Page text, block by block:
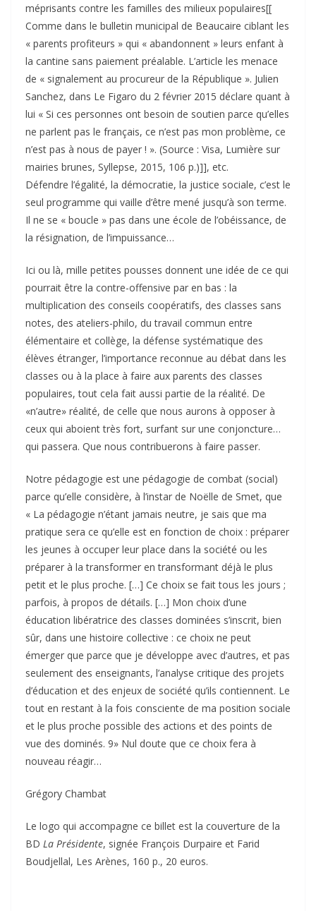
méprisants contre les familles des milieux populaires[[
Comme dans le bulletin municipal de Beaucaire ciblant les
« parents profiteurs » qui « abandonnent » leurs enfant à
la cantine sans paiement préalable. L’article les menace
de « signalement au procureur de la République ». Julien
Sanchez, dans Le Figaro du 2 février 2015 déclare quant à
lui « Si ces personnes ont besoin de soutien parce qu’elles
ne parlent pas le français, ce n’est pas mon problème, ce
n’est pas à nous de payer ! ». (Source : Visa, Lumière sur
mairies brunes, Syllepse, 2015, 106 p.)]], etc.
Défendre l’égalité, la démocratie, la justice sociale, c’est le
seul programme qui vaille d’être mené jusqu’à son terme.
Il ne se « boucle » pas dans une école de l’obéissance, de
la résignation, de l’impuissance…
Ici ou là, mille petites pousses donnent une idée de ce qui
pourrait être la contre-offensive par en bas : la
multiplication des conseils coopératifs, des classes sans
notes, des ateliers-philo, du travail commun entre
élémentaire et collège, la défense systématique des
élèves étranger, l’importance reconnue au débat dans les
classes ou à la place à faire aux parents des classes
populaires, tout cela fait aussi partie de la réalité. De
«n’autre» réalité, de celle que nous aurons à opposer à
ceux qui aboient très fort, surfant sur une conjoncture…
qui passera. Que nous contribuerons à faire passer.
Notre pédagogie est une pédagogie de combat (social)
parce qu’elle considère, à l’instar de Noëlle de Smet, que
« La pédagogie n’étant jamais neutre, je sais que ma
pratique sera ce qu’elle est en fonction de choix : préparer
les jeunes à occuper leur place dans la société ou les
préparer à la transformer en transformant déjà le plus
petit et le plus proche. […] Ce choix se fait tous les jours ;
parfois, à propos de détails. […] Mon choix d’une
éducation libératrice des classes dominées s’inscrit, bien
sûr, dans une histoire collective : ce choix ne peut
émerger que parce que je développe avec d’autres, et pas
seulement des enseignants, l’analyse critique des projets
d’éducation et des enjeux de société qu’ils contiennent. Le
tout en restant à la fois consciente de ma position sociale
et le plus proche possible des actions et des points de
vue des dominés. 9» Nul doute que ce choix fera à
nouveau réagir…
Grégory Chambat
Le logo qui accompagne ce billet est la couverture de la
BD La Présidente, signée François Durpaire et Farid
Boudjellal, Les Arènes, 160 p., 20 euros.